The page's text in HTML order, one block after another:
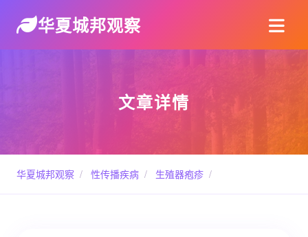
华夏城邦观察
文章详情
华夏城邦观察 / 性传播疾病 / 生殖器疱疹 /